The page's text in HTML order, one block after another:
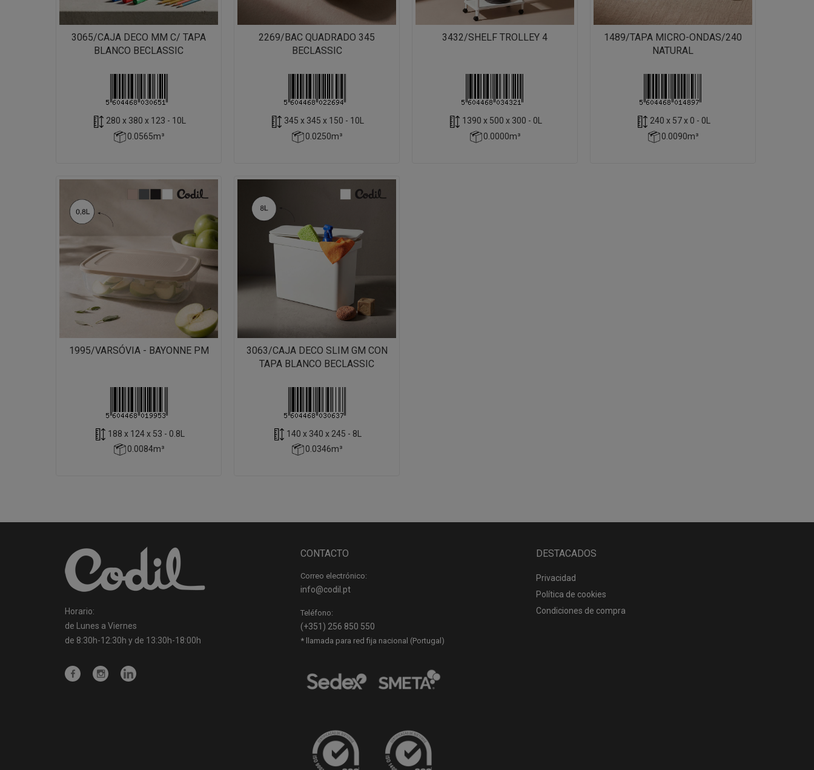
3065/CAJA DECO MM C/ TAPA
BLANCO BECLASSIC
280 x 380 x 123 - 10L
0.0565m³
2269/BAC QUADRADO 345
BECLASSIC
345 x 345 x 150 - 10L
0.0250m³
3432/SHELF TROLLEY 4
1390 x 500 x 300 - 0L
0.0000m³
1489/TAPA MICRO-ONDAS/240
NATURAL
240 x 57 x 0 - 0L
0.0090m³
1995/VARSÓVIA - BAYONNE PM
188 x 124 x 53 - 0.8L
0.0084m³
3063/CAJA DECO SLIM GM CON
TAPA BLANCO BECLASSIC
140 x 340 x 245 - 8L
0.0346m³
Horario:
de Lunes a Viernes
de 8:30h-12:30h y de 13:30h-18:00h
CONTACTO
Correo electrónico:
info@codil.pt
Teléfono:
(+351) 256 850 550
* llamada para red fija nacional (Portugal)
DESTACADOS
Privacidad
Política de cookies
Condiciones de compra